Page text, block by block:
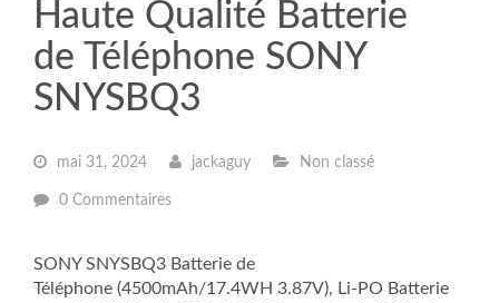
Haute Qualité Batterie
de Téléphone SONY
SNYSBQ3
mai 31, 2024 jackaguy Non classé
0 Commentaires
SONY SNYSBQ3 Batterie de
Téléphone (4500mAh/17.4WH 3.87V), Li-PO Batterie